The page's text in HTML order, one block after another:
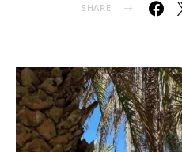
SHARE